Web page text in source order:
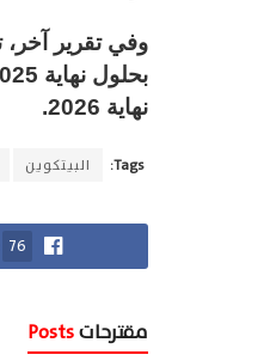
نهاية 2026.
Tags: البيتكوين
76
مقترحات